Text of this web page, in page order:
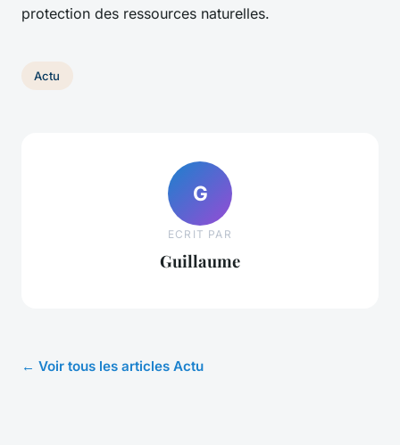
protection des ressources naturelles.
Actu
G
ECRIT PAR
Guillaume
← Voir tous les articles Actu